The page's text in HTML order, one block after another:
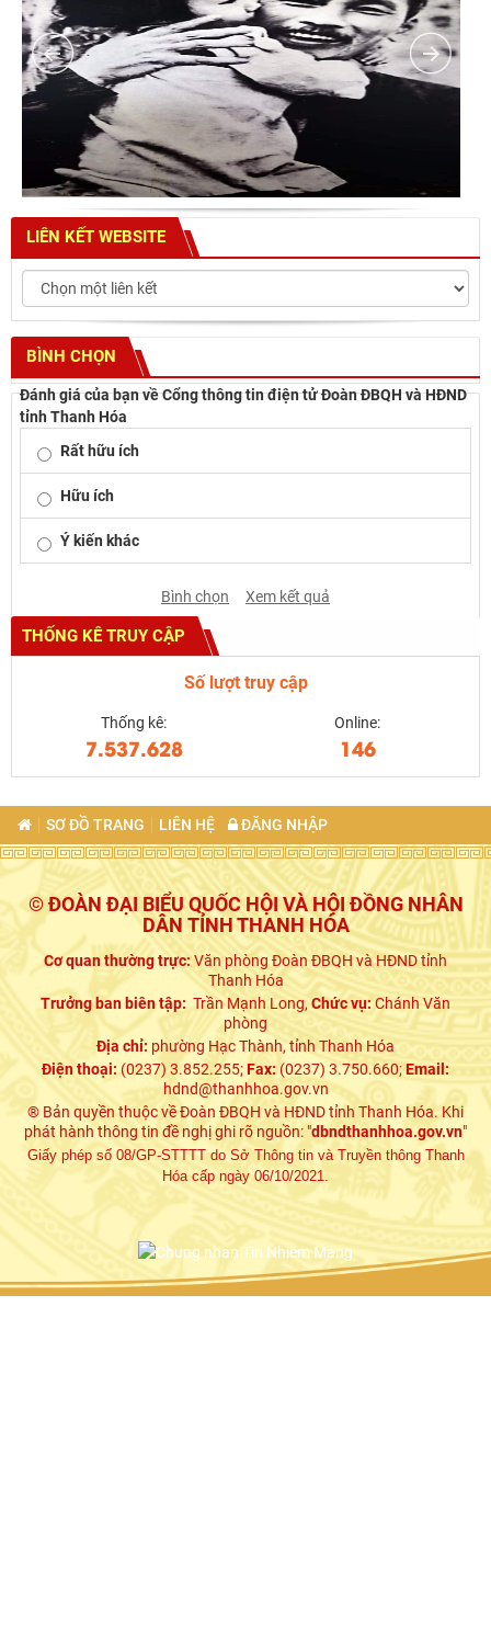
LIÊN KẾT WEBSITE
BÌNH CHỌN
Đánh giá của bạn về Cổng thông tin điện tử Đoàn ĐBQH và HĐND
tỉnh Thanh Hóa
Rất hữu ích
Hữu ích
Ý kiến khác
Bình chọn Xem kết quả
THỐNG KÊ TRUY CẬP
Số lượt truy cập
Thống kê:
7.537.628
Online:
146
SƠ ĐỒ TRANG LIÊN HỆ ĐĂNG NHẬP
© ĐOÀN ĐẠI BIỂU QUỐC HỘI VÀ HỘI ĐỒNG NHÂN
DÂN TỈNH THANH HÓA
Cơ quan thường trực:Văn phòng Đoàn ĐBQH và HĐND tỉnh
Thanh Hóa
Trưởng ban biên tập: Trần Mạnh Long,Chức vụ:Chánh Văn
phòng
Địa chỉ: phường Hạc Thành, tỉnh Thanh Hóa
Điện thoại:(0237) 3.852.255;Fax:(0237) 3.750.660;Email:
hdnd@thanhhoa.gov.vn
® Bản quyền thuộc về Đoàn ĐBQH và HĐND tỉnh Thanh Hóa. Khi
phát hành thông tin đề nghị ghi rõ nguồn: "dbndthanhhoa.gov.vn"
Giấy phép số 08/GP-STTTT do Sở Thông tin và Truyền thông Thanh
Hóa cấp ngày 06/10/2021.